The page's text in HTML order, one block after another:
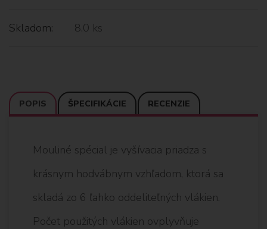
Skladom: 8.0 ks
POPIS ŠPECIFIKÁCIE RECENZIE
Mouliné spécial je vyšívacia priadza s
krásnym hodvábnym vzhľadom, ktorá sa
skladá zo 6 ľahko oddeliteľných vlákien.
Počet použitých vlákien ovplyvňuje